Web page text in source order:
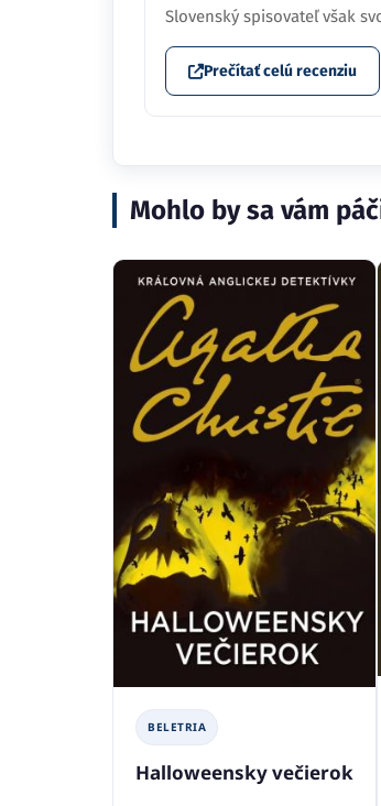
Slovenský spisovateľ však
Prečítať celú recenziu
Mohlo by sa vám
BELETRIA
Halloweensky večierok